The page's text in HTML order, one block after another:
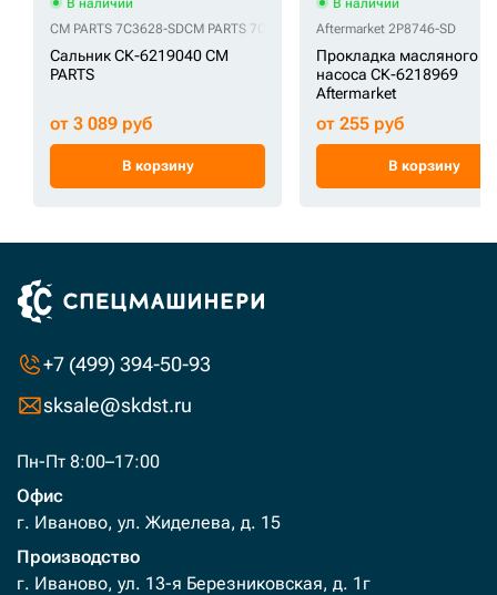
В наличии
CM PARTS 7C3628-SDCM PARTS 7C4297-SD
Сальник СК-6219040 CM
PARTS
от 3 089 руб
В корзину
В наличии
Aftermarket 2P8746-SD
Прокладка масляного
насоса СК-6218969
Aftermarket
от 255 руб
В корзину
+7 (499) 394-50-93
sksale@skdst.ru
Пн-Пт 8:00–17:00
Офис
г. Иваново, ул. Жиделева, д. 15
Производство
г. Иваново, ул. 13-я Березниковская, д. 1г